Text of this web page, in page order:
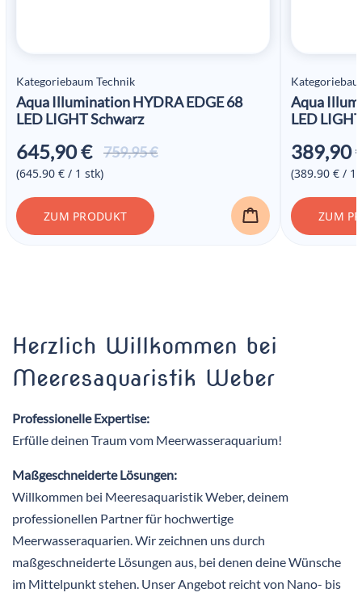
Kategoriebaum Technik
Aqua Illumination HYDRA EDGE 68
LED LIGHT Schwarz
759,95€Ursprünglicher
645,90€
Aktueller
(645.90 € / 1 stk)
ZUM PRODUKT
Aqua
LED
389,90
(389.90 € / 1
ZUM
Herzlich Willkommen bei
Meeresaquaristik Weber
Professionelle Expertise:
Erfülle deinen Traum vom Meerwasseraquarium!
Maßgeschneiderte Lösungen:
Willkommen bei Meeresaquaristik Weber, deinem
professionellen Partner für hochwertige
Meerwasseraquarien. Wir zeichnen uns durch
maßgeschneiderte Lösungen aus, bei denen deine Wünsche
im Mittelpunkt stehen. Unser Angebot reicht von Nano- bis